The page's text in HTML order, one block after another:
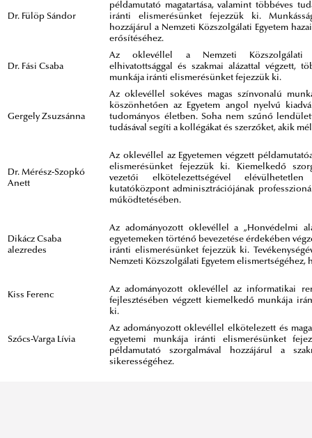
Dr. Fülöp Sándor
példamutató magatartása, valamint többéves
iránti elismerésünket fejezzük ki.
hozzájárul a Nemzeti Közszolgálati Egyetem
erősítéséhez.
Dr. Fási Csaba
Az oklevéllel a Nemzeti Közszolgálati
elhivatottsággal és szakmai alázattal végzett,
munkája iránti elismerésünket fejezzük ki.
Gergely Zsuzsánna
Az oklevéllel sokéves magas színvonalú
köszönhetően az Egyetem angol nyelvű
tudományos életben. Soha nem szűnő
tudásával segíti a kollégákat és szerzőket, akik
Dr. Mérész-Szopkó
Anett
Az oklevéllel az Egyetemen végzett
elismerésünket fejezzük ki. Kiemelkedő
vezetői elkötelezettségével
kutatóközpont adminisztrációjának
működtetésében.
Dikácz Csaba
alezredes
Az adományozott oklevéllel a „Honvédelmi
egyetemeken történő bevezetése érdekében
iránti elismerésünket fejezzük ki.
Nemzeti Közszolgálati Egyetem
Kiss Ferenc
Az adományozott oklevéllel az informatikai
fejlesztésében végzett kiemelkedő munkája
ki.
Szőcs-Varga Lívia
Az adományozott oklevéllel elkötelezett és
egyetemi munkája iránti elismerésünket
példamutató szorgalmával hozzájárul a
sikerességéhez.